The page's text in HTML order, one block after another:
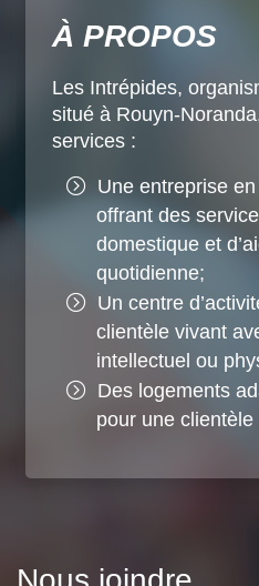
À PROPOS
Les Intrépides,
situé à Rouyn-
services :
Une entreprise
offrant des
domestique et
quotidienne;
Un centre
clientèle vivant
intellectuel ou
Des logements
pour une